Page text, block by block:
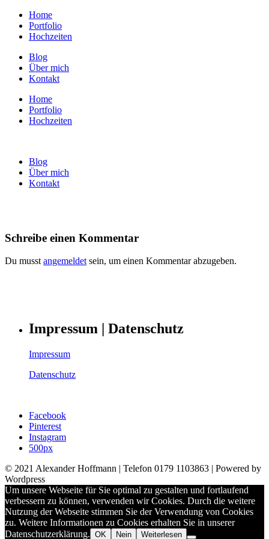
Home
Portfolio
Hochzeiten
Blog
Über mich
Kontakt
Home
Portfolio
Hochzeiten
Blog
Über mich
Kontakt
Schreibe einen Kommentar
Du musstangemeldetsein, um einen Kommentar abzugeben.
Impressum | Datenschutz
Impressum
Datenschutz
Facebook
Pinterest
Instagram
500px
© 2021 Alexander Hoffmann | Telefon 0179 1103863 | Powered by
Wordpress
Um unsere Webseite für Sie optimal zu gestalten und fortlaufend
verbessern zu können, verwenden wir Cookies. Durch die weitere
Nutzung der Webseite stimmen Sie der Verwendung von Cookies
zu. Weitere Informationen zu Cookies erhalten Sie in unserer
Datenschutzerklärung. OK Nein Weiterlesen